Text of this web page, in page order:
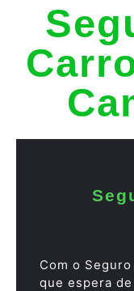
Com o
que espera